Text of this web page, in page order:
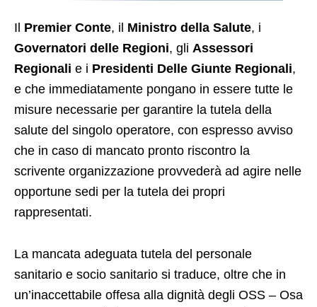
Il Premier Conte, il Ministro della Salute, i
Governatori delle Regioni, gli Assessori
Regionali e i Presidenti Delle Giunte Regionali,
e che immediatamente pongano in essere tutte le
misure necessarie per garantire la tutela della
salute del singolo operatore, con espresso avviso
che in caso di mancato pronto riscontro la
scrivente organizzazione provvederà ad agire nelle
opportune sedi per la tutela dei propri
rappresentati.
La mancata adeguata tutela del personale
sanitario e socio sanitario si traduce, oltre che in
un’inaccettabile offesa alla dignità degli OSS – Osa